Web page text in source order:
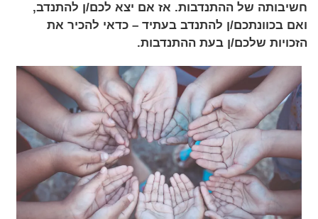
חשיבותה של ההתנדבות. אז אם יצא לכם/ן להתנדב,
ואם בכוונתכם/ן להתנדב בעתיד – כדאי להכיר את
הזכויות שלכם/ן בעת ההתנדבות.